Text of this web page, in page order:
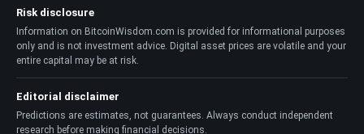
Risk disclosure
Information on BitcoinWisdom.com is provided for informational purposes
only and is not investment advice. Digital asset prices are volatile and your
entire capital may be at risk.
Editorial disclaimer
Predictions are estimates, not guarantees. Always conduct independent
research before making financial decisions.